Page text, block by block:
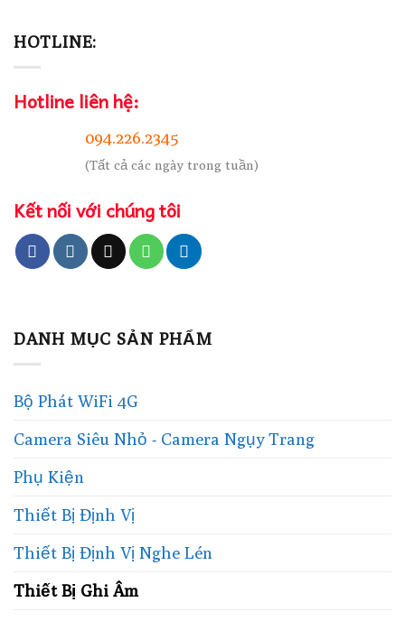
HOTLINE:
Hotline liên hệ:
094.226.2345
(Tất cả các ngày trong tuần)
Kết nối với chúng tôi
DANH MỤC SẢN PHẨM
Bộ Phát WiFi 4G
Camera Siêu Nhỏ - Camera Ngụy Trang
Phụ Kiện
Thiết Bị Định Vị
Thiết Bị Định Vị Nghe Lén
Thiết Bị Ghi Âm